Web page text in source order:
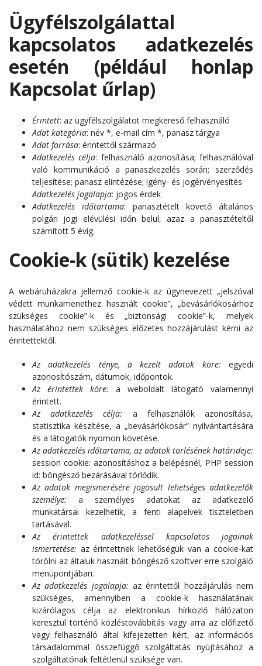
Ügyfélszolgálattal
kapcsolatos adatkezelés
esetén (például honlap
Kapcsolat űrlap)
Érintett: az ügyfélszolgálatot megkereső felhasználó
Adat kategória: név *, e-mail cím *, panasz tárgya
Adat forrása: érintettől származó
Adatkezelés célja: felhasználó azonosítása; felhasználóval
való kommunikáció a panaszkezelés során; szerződés
teljesítése; panasz elintézése; igény- és jogérvényesítés
Adatkezelés jogalapja: jogos érdek
Adatkezelés időtartama: panasztételt követő általános
polgári jogi elévülési időn belül, azaz a panasztételtől
számított 5 évig.
Cookie-k (sütik) kezelése
A webáruházakra jellemző cookie-k az úgynevezett „jelszóval
védett munkamenethez használt cookie”, „bevásárlókosárhoz
szükséges cookie”-k és „biztonsági cookie”-k, melyek
használatához nem szükséges előzetes hozzájárulást kérni az
érintettektől.
Az adatkezelés ténye, a kezelt adatok köre: egyedi
azonosítószám, dátumok, időpontok.
Az érintettek köre: a weboldalt látogató valamennyi
érintett.
Az adatkezelés célja: a felhasználók azonosítása,
statisztika készítése, a „bevásárlókosár” nyilvántartására
és a látogatók nyomon követése.
Az adatkezelés időtartama, az adatok törlésének határideje:
session cookie: azonosításhoz a belépésnél, PHP session
id: böngésző bezárásával törlődik.
Az adatok megismerésére jogosult lehetséges adatkezelők
személye: a személyes adatokat az adatkezelő
munkatársai kezelhetik, a fenti alapelvek tiszteletben
tartásával.
Az érintettek adatkezeléssel kapcsolatos jogainak
ismertetése: az érintettnek lehetőségük van a cookie-kat
törölni az általuk használt böngésző szoftver erre szolgáló
menüpontjában.
Az adatkezelés jogalapja: az érintettől hozzájárulás nem
szükséges, amennyiben a cookie-k használatának
kizárólagos célja az elektronikus hírközlő hálózaton
keresztül történő közléstovábbítás vagy arra az előfizető
vagy felhasználó által kifejezetten kért, az információs
társadalommal összefüggő szolgáltatás nyújtásához a
szolgáltatónak feltétlenül szüksége van.